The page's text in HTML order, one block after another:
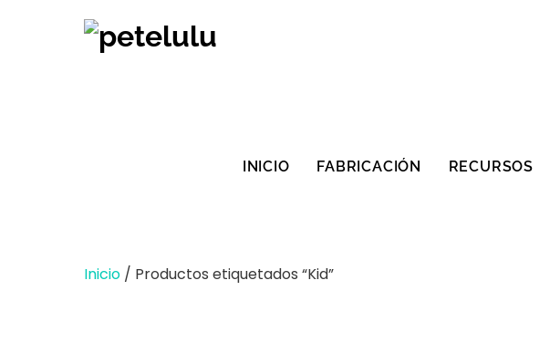
INICIO FABRICACIÓN RECURSOS
Inicio / Productos etiquetados “Kid”